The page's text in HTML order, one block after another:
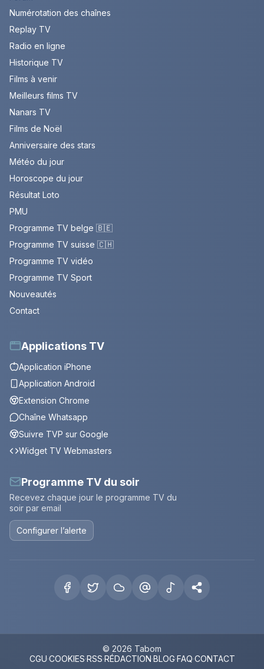
Numérotation des chaînes
Replay TV
Radio en ligne
Historique TV
Films à venir
Meilleurs films TV
Nanars TV
Films de Noël
Anniversaire des stars
Météo du jour
Horoscope du jour
Résultat Loto
PMU
Programme TV belge 🇧🇪
Programme TV suisse 🇨🇭
Programme TV vidéo
Programme TV Sport
Nouveautés
Contact
Applications TV
Application iPhone
Application Android
Extension Chrome
Chaîne Whatsapp
Suivre TVP sur Google
Widget TV Webmasters
Programme TV du soir
Recevez chaque jour le programme TV du
soir par email
Configurer l’alerte
© 2026 Tabom
CGU·COOKIES·RSS·RÉDACTION·BLOG·FAQ·CONTACT